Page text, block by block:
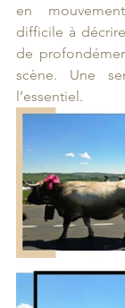
en
difficile à
de
scène. Une
l’essentiel.